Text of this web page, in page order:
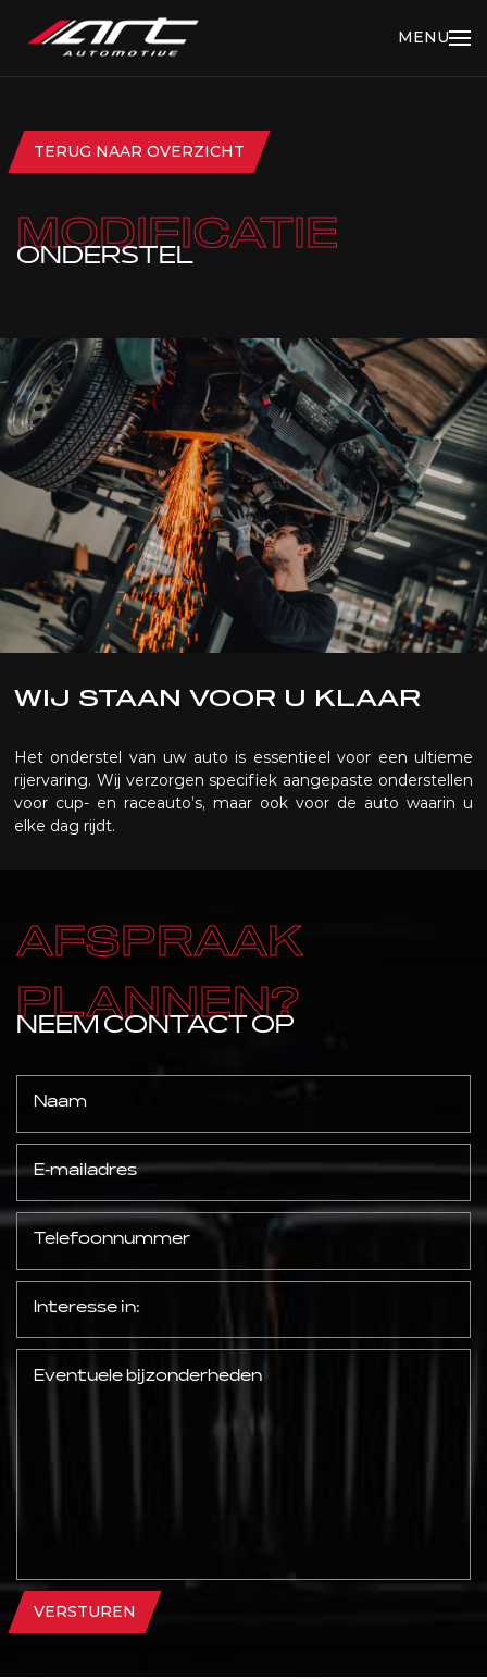
MENU
TERUG NAAR OVERZICHT
MODIFICATIE
ONDERSTEL
WIJ STAAN VOOR U KLAAR
Het onderstel van uw auto is essentieel voor een ultieme
rijervaring. Wij verzorgen specifiek aangepaste onderstellen
voor cup- en raceauto’s, maar ook voor de auto waarin u
elke dag rijdt.
AFSPRAAK
PLANNEN?
NEEM CONTACT OP
VERSTUREN